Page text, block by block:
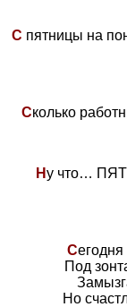
С пятницы на
Сколько
Ну что…
С
Под
Но